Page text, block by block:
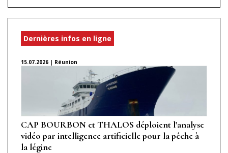
Dernières infos en ligne
15.07.2026 | Réunion
CAP BOURBON et THALOS déploient l'analyse
vidéo par intelligence artificielle pour la pêche à
la légine